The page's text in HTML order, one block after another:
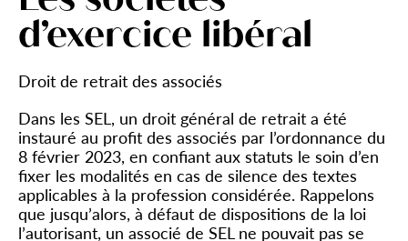
d’exercice libéral
Droit de retrait des associés
Dans les SEL, un droit général de retrait a été
instauré au profit des associés par l’ordonnance du
8 février 2023, en confiant aux statuts le soin d’en
fixer les modalités en cas de silence des textes
applicables à la profession considérée. Rappelons
que jusqu’alors, à défaut de dispositions de la loi
l’autorisant, un associé de SEL ne pouvait pas se